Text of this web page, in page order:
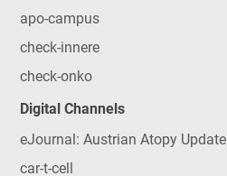
apo-campus
check-innere
check-onko
Digital Channels
eJournal: Austrian Atopy Update
car-t-cell